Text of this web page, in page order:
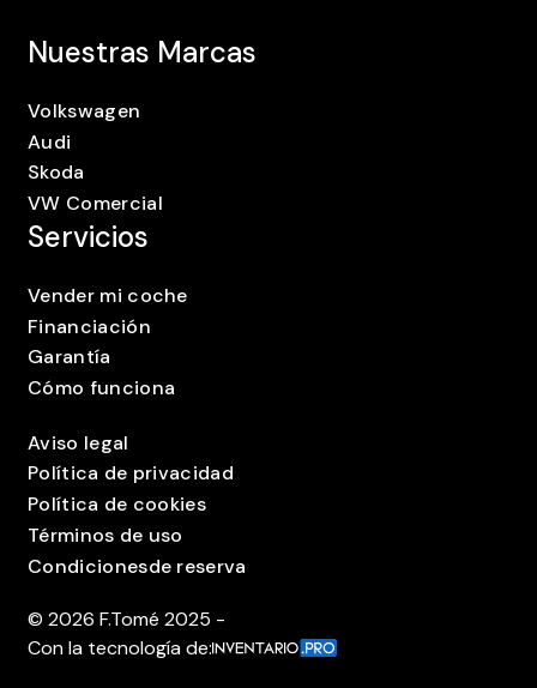
Nuestras Marcas
Volkswagen
Audi
Skoda
VW Comercial
Servicios
Vender mi coche
Financiación
Garantía
Cómo funciona
Aviso legal
Política de privacidad
Política de cookies
Términos de uso
Condicionesde reserva
© 2026 F.Tomé 2025 -
Con la tecnología de: